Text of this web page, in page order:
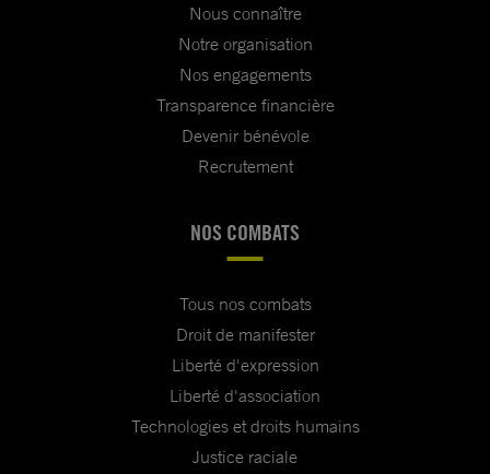
Nous connaître
Notre organisation
Nos engagements
Transparence financière
Devenir bénévole
Recrutement
NOS COMBATS
Tous nos combats
Droit de manifester
Liberté d'expression
Liberté d'association
Technologies et droits humains
Justice raciale